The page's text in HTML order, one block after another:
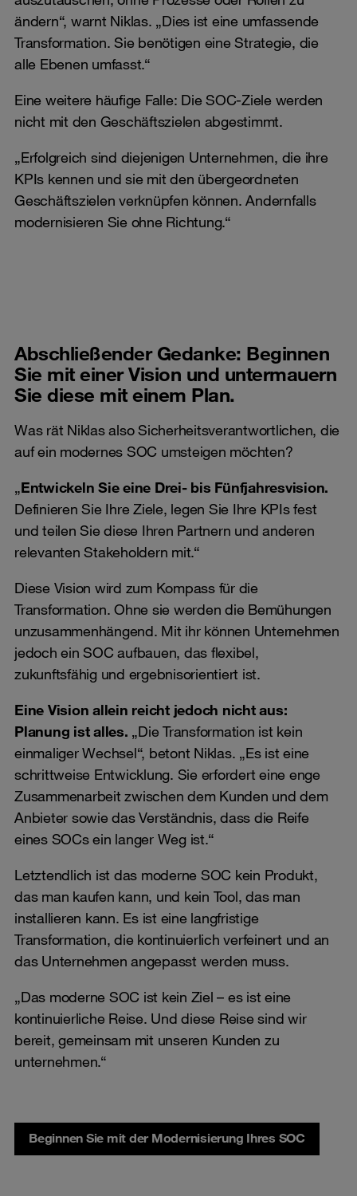
ändern“, warnt Niklas. „Dies ist eine umfassende
Transformation. Sie benötigen eine Strategie, die
alle Ebenen umfasst.“
Eine weitere häufige Falle: Die SOC-Ziele werden
nicht mit den Geschäftszielen abgestimmt.
„Erfolgreich sind diejenigen Unternehmen, die ihre
KPIs kennen und sie mit den übergeordneten
Geschäftszielen verknüpfen können. Andernfalls
modernisieren Sie ohne Richtung.“
Abschließender Gedanke: Beginnen
Sie mit einer Vision und untermauern
Sie diese mit einem Plan.
Was rät Niklas also Sicherheitsverantwortlichen, die
auf ein modernes SOC umsteigen möchten?
„Entwickeln Sie eine Drei- bis Fünfjahresvision.
Definieren Sie Ihre Ziele, legen Sie Ihre KPIs fest
und teilen Sie diese Ihren Partnern und anderen
relevanten Stakeholdern mit.“
Diese Vision wird zum Kompass für die
Transformation. Ohne sie werden die Bemühungen
unzusammenhängend. Mit ihr können Unternehmen
jedoch ein SOC aufbauen, das flexibel,
zukunftsfähig und ergebnisorientiert ist.
Eine Vision allein reicht jedoch nicht aus:
Planung ist alles. „Die Transformation ist kein
einmaliger Wechsel“, betont Niklas. „Es ist eine
schrittweise Entwicklung. Sie erfordert eine enge
Zusammenarbeit zwischen dem Kunden und dem
Anbieter sowie das Verständnis, dass die Reife
eines SOCs ein langer Weg ist.“
Letztendlich ist das moderne SOC kein Produkt,
das man kaufen kann, und kein Tool, das man
installieren kann. Es ist eine langfristige
Transformation, die kontinuierlich verfeinert und an
das Unternehmen angepasst werden muss.
„Das moderne SOC ist kein Ziel – es ist eine
kontinuierliche Reise. Und diese Reise sind wir
bereit, gemeinsam mit unseren Kunden zu
unternehmen.“
Beginnen Sie mit der Modernisierung Ihres SOC